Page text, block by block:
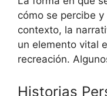
cómo se percibe
contexto, la
un elemento vital
recreación.
Historias